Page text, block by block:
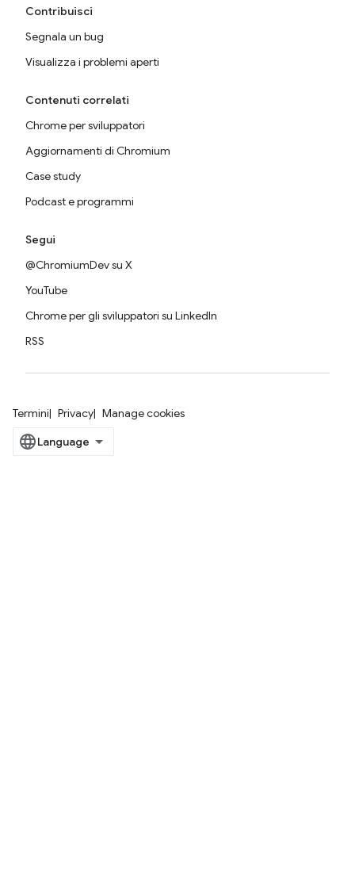
Contribuisci
Segnala un bug
Visualizza i problemi aperti
Contenuti correlati
Chrome per sviluppatori
Aggiornamenti di Chromium
Case study
Podcast e programmi
Segui
@ChromiumDev su X
YouTube
Chrome per gli sviluppatori su LinkedIn
RSS
Termini Privacy Manage cookies